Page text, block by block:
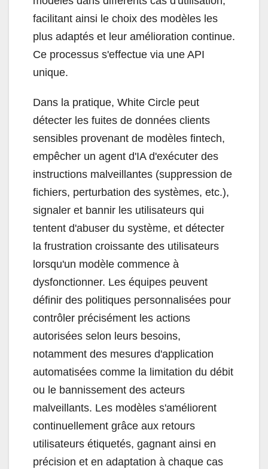
facilitant ainsi le choix des modèles les
plus adaptés et leur amélioration continue.
Ce processus s'effectue via une API
unique.
Dans la pratique, White Circle peut
détecter les fuites de données clients
sensibles provenant de modèles fintech,
empêcher un agent d'IA d'exécuter des
instructions malveillantes (suppression de
fichiers, perturbation des systèmes, etc.),
signaler et bannir les utilisateurs qui
tentent d'abuser du système, et détecter
la frustration croissante des utilisateurs
lorsqu'un modèle commence à
dysfonctionner. Les équipes peuvent
définir des politiques personnalisées pour
contrôler précisément les actions
autorisées selon leurs besoins,
notamment des mesures d'application
automatisées comme la limitation du débit
ou le bannissement des acteurs
malveillants. Les modèles s'améliorent
continuellement grâce aux retours
utilisateurs étiquetés, gagnant ainsi en
précision et en adaptation à chaque cas